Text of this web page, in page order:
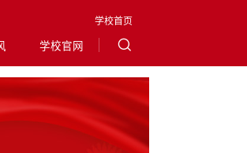
学校官网
学校首页